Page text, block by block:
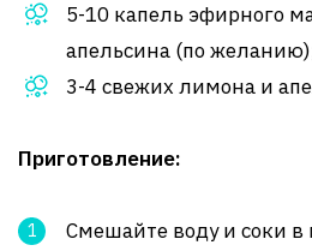
5-10 капель эфирного
апельсина (по
3-4 свежих лимона и
Приготовление:
Смешайте воду и соки в